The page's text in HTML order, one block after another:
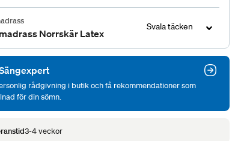
Svala täcken
Norrskär Latex
rådgivning i butik och få rekommendationer som
för din sömn.
3-4 veckor